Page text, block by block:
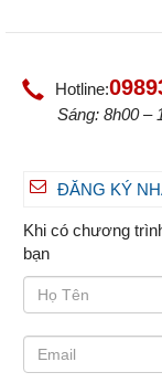
Hotline:
Sáng: 8h00 –
ĐĂNG KÝ
Khi có chương
bạn